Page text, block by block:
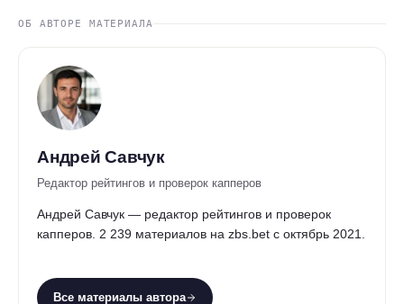
ОБ АВТОРЕ МАТЕРИАЛА
Андрей Савчук
Редактор рейтингов и проверок капперов
Андрей Савчук — редактор рейтингов и проверок
капперов. 2 239 материалов на zbs.bet с октябрь 2021.
Все материалы автора